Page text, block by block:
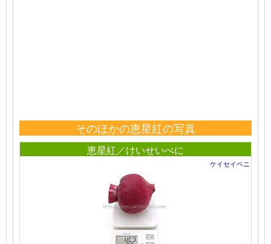
そのほかの恵星紅の写真
恵星紅／けいせいべに
ケイセイベニ